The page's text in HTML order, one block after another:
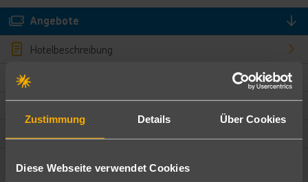
Zustimmung Details Über Cookies
Diese Webseite verwendet Cookies
Angebote
Hotelbeschreibung
Bewertungen